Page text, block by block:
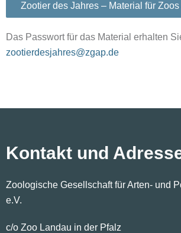
Zootier des Jahres – Material für
Das Passwort für das Material erhalten
zootierdesjahres@zgap.de
Kontakt und
Zoologische Gesellschaft für Arten- und
e.V.
c/o Zoo Landau in der Pfalz